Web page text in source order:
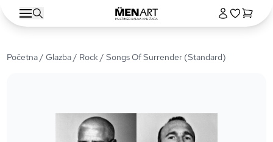
Početna/Glazba/ Rock/ Songs Of Surrender (Standard)